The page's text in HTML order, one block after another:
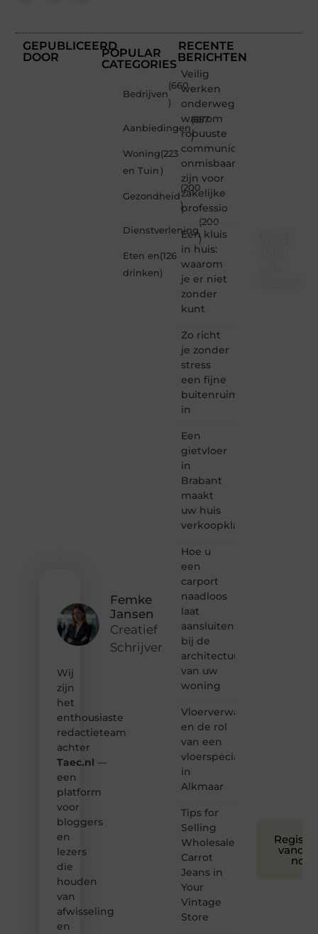
GEPUBLICEERD
DOOR
Femke
Jansen
Creatief
Schrijver
Wij
zijn
het
enthousiaste
redactieteam
achter
Taec.nl —
een
platform
voor
bloggers
en
lezers
die
houden
van
afwisseling
en
POPULAR
CATEGORIES
Bedrijven
(660
)
Aanbiedingen
(357
)
Woning
en Tuin
(223
)
Gezondheid
(200
)
Dienstverlening
(200
)
Eten en
drinken
(126
)
RECENTE
BERICHTEN
Veilig
werken
onderweg:
waarom
robuuste
communicatiemiddelen
onmisbaar
zijn voor
zakelijke
professio
Een kluis
in huis:
waarom
je er niet
zonder
kunt
Zo richt
je zonder
stress
een fijne
buitenruimte
in
Een
gietvloer
in
Brabant
maakt
uw huis
verkoopklaar
Hoe u
een
carport
naadloos
laat
aansluiten
bij de
architectuur
van uw
woning
Vloerverwarming
en de rol
van een
vloerspecialist
in
Alkmaar
Tips for
Selling
Wholesale
Carrot
Jeans in
Your
Vintage
Store
nog